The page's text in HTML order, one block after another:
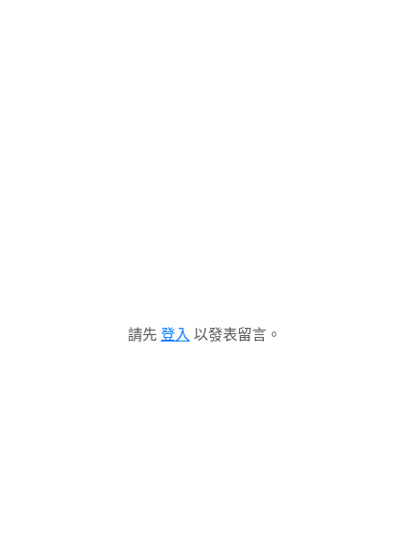
請先 登入 以發表留言。